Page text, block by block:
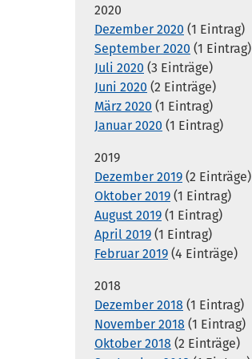
2020
Dezember 2020 (1 Eintrag)
September 2020 (1 Eintrag)
Juli 2020 (3 Einträge)
Juni 2020 (2 Einträge)
März 2020 (1 Eintrag)
Januar 2020 (1 Eintrag)
2019
Dezember 2019 (2 Einträge)
Oktober 2019 (1 Eintrag)
August 2019 (1 Eintrag)
April 2019 (1 Eintrag)
Februar 2019 (4 Einträge)
2018
Dezember 2018 (1 Eintrag)
November 2018 (1 Eintrag)
Oktober 2018 (2 Einträge)